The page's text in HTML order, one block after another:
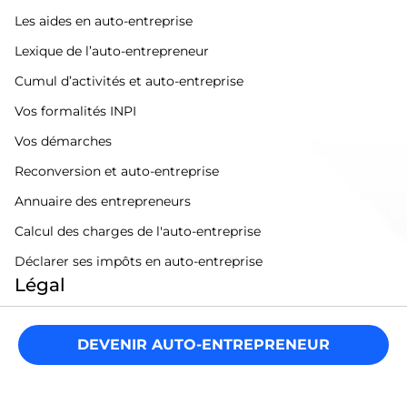
DEVENIR AUTO-ENTREPRENEUR
Les aides en auto-entreprise
Lexique de l’auto-entrepreneur
Cumul d’activités et auto-entreprise
Vos formalités INPI
Vos démarches
Reconversion et auto-entreprise
Annuaire des entrepreneurs
Calcul des charges de l'auto-entreprise
Déclarer ses impôts en auto-entreprise
Légal
Politique de confidentialité